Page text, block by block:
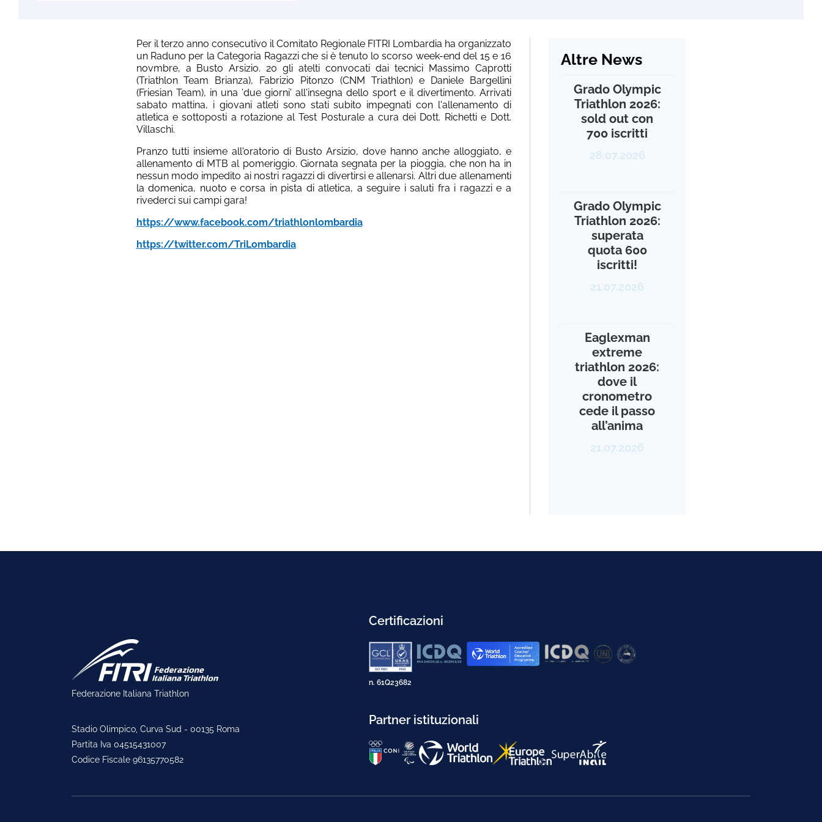
Per il terzo anno consecutivo il Comitato Regionale FITRI Lombardia ha organizzato
un Raduno per la Categoria Ragazzi che si è tenuto lo scorso week-end del 15 e 16
novmbre, a Busto Arsizio. 20 gli atelti convocati dai tecnici Massimo Caprotti
(Triathlon Team Brianza), Fabrizio Pitonzo (CNM Triathlon) e Daniele Bargellini
(Friesian Team), in una 'due giorni' all'insegna dello sport e il divertimento. Arrivati
sabato mattina, i giovani atleti sono stati subito impegnati con l'allenamento di
atletica e sottoposti a rotazione al Test Posturale a cura dei Dott. Richetti e Dott.
Villaschi.
Pranzo tutti insieme all'oratorio di Busto Arsizio, dove hanno anche alloggiato, e
allenamento di MTB al pomeriggio. Giornata segnata per la pioggia, che non ha in
nessun modo impedito ai nostri ragazzi di divertirsi e allenarsi. Altri due allenamenti
la domenica, nuoto e corsa in pista di atletica, a seguire i saluti fra i ragazzi e a
rivederci sui campi gara!
https://www.facebook.com/triathlonlombardia
https://twitter.com/TriLombardia
Altre News
Grado Olympic
Triathlon 2026:
sold out con
700 iscritti
28.07.2026
Grado Olympic
Triathlon 2026:
superata
quota 600
iscritti!
21.07.2026
Eaglexman
extreme
triathlon 2026:
dove il
cronometro
cede il passo
all’anima
21.07.2026
Federazione Italiana Triathlon
Stadio Olimpico, Curva Sud - 00135 Roma
Partita Iva 04515431007
Codice Fiscale 96135770582
Certificazioni
n. 61Q23682
Partner istituzionali